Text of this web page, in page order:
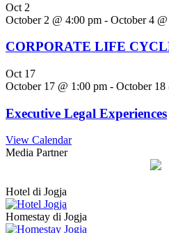
Oct 2
October 2 @ 4:00 pm - October 4
CORPORATE LIFE
Oct 17
October 17 @ 1:00 pm - October 18
Executive Legal Experiences
View Calendar
Media Partner
Hotel di Jogja
Homestay di Jogja